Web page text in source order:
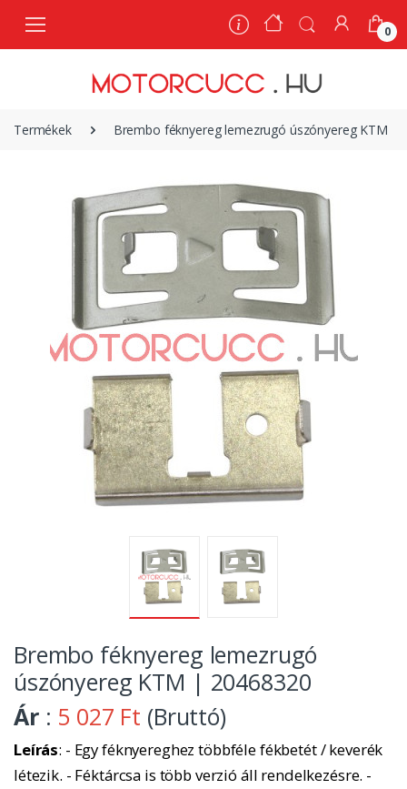
0
Termékek Brembo féknyereg lemezrugó úszónyereg KTM |
Brembo féknyereg lemezrugó
úszónyereg KTM | 20468320
Ár : 5 027 Ft (Bruttó)
Leírás: - Egy féknyereghez többféle fékbetét / keverék
létezik. - Féktárcsa is több verzió áll rendelkezésre. -
0